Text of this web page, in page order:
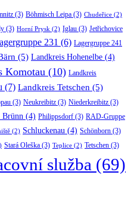
(3) Böhmisch Leipa (3) Chudeřice (2)
(3) Horní Prysk (2) Iglau (3) Jetřichovice
231 (6) Lagergruppe 241
(5) Landkreis Hohenelbe (4)
Komotau (10) Landkreis
(7) Landkreis Tetschen (5)
(3) Neukreibitz (3) Niederkreibitz (3)
Brünn (4) Philippsdorf (3) RAD-Gruppe
(2) Schluckenau (4) Schönborn (3)
Stará Oleška (3) Teplice (2) Tetschen (3)
služba (69)